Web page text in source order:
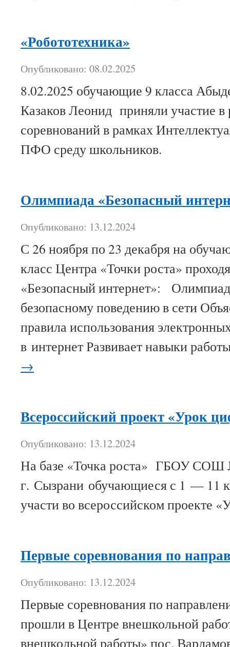
«Робототехника»
Опубликовано: 08.02.2025
8.02.2025 обучающие 9 класса
Казаков Леонид приняли участие в
соревнований в рамках
ПФО среду школьников.
Олимпиада «Безопасный
Опубликовано: 13.12.2024
С 26 ноября по 23 декабря на
класс Центра «Точки роста»
«Безопасный интернет»:
безопасному поведению в сети
правила использования
в интернет Развивает навыки
→
Всероссийский проект «Урок
Опубликовано: 13.12.2024
На базе «Точка роста» ГБОУ
г. Сызрани обучающиеся с 1 — 11
участи во всероссийском проекте
Первые соревнования по
Опубликовано: 13.12.2024
Первые соревнования по
прошли в Центре внешкольной
внешкольной работы» пос.